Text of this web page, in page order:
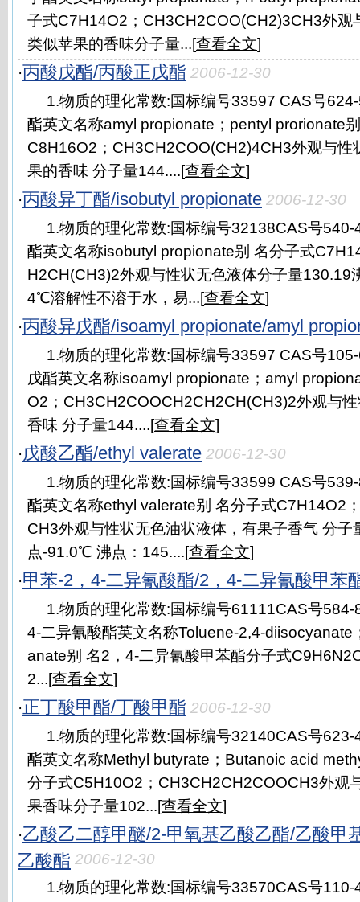
子式C7H14O2；CH3CH2COO(CH2)3CH3外观
类似苹果的香味分子量...[查看全文]
·丙酸戊酯/丙酸正戊酯 2006-12-30
1.物质的理化常数:国标编号33597 CAS号
酯英文名称amyl propionate；pentyl prorionate
C8H16O2；CH3CH2COO(CH2)4CH3外观与性
果的香味 分子量144....[查看全文]
·丙酸异丁酯/isobutyl propionate 2006-12-30
1.物质的理化常数:国标编号32138CAS号
酯英文名称isobutyl propionate别 名分子式
H2CH(CH3)2外观与性状无色液体分子量
4℃溶解性不溶于水，易...[查看全文]
·丙酸异戊酯/isoamyl propionate/amyl
1.物质的理化常数:国标编号33597 CAS号
戊酯英文名称isoamyl propionate；amyl
O2；CH3CH2COOCH2CH2CH(CH3)2外观与
香味 分子量144....[查看全文]
·戊酸乙酯/ethyl valerate 2006-12-30
1.物质的理化常数:国标编号33599 CAS号
酯英文名称ethyl valerate别 名分子式C7H14O2
CH3外观与性状无色油状液体，有果子香气 分
点-91.0℃ 沸点：145....[查看全文]
·甲苯-2，4-二异氰酸酯/2，4-二异氰酸甲苯
1.物质的理化常数:国标编号61111CAS号
4-二异氰酸酯英文名称Toluene-2,4-diisocyanate
anate别 名2，4-二异氰酸甲苯酯分子式
2...[查看全文]
·正丁酸甲酯/丁酸甲酯 2006-12-30
1.物质的理化常数:国标编号32140CAS号
酯英文名称Methyl butyrate；Butanoic acid
分子式C5H10O2；CH3CH2CH2COOCH3外观
果香味分子量102...[查看全文]
·乙酸乙二醇甲醚/2-甲氧基乙酸乙酯/乙酸甲
乙酸酯 2006-12-30
1.物质的理化常数:国标编号33570CAS号